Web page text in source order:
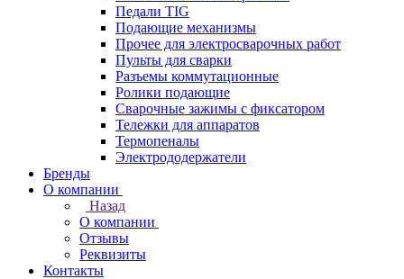
Педали TIG
Подающие механизмы
Прочее для электросварочных работ
Пульты для сварки
Разъемы коммутационные
Ролики подающие
Сварочные зажимы с фиксатором
Тележки для аппаратов
Термопеналы
Электрододержатели
Бренды
О компании
Назад
О компании
Отзывы
Реквизиты
Контакты